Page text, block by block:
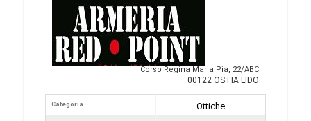
Corso Regina Maria Pia, 22/ABC
00122 OSTIA LIDO
Categoria
Ottiche